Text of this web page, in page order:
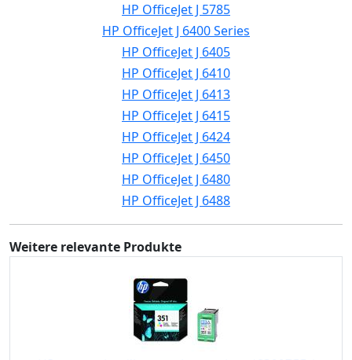
HP OfficeJet J 5785
HP OfficeJet J 6400 Series
HP OfficeJet J 6405
HP OfficeJet J 6410
HP OfficeJet J 6413
HP OfficeJet J 6415
HP OfficeJet J 6424
HP OfficeJet J 6450
HP OfficeJet J 6480
HP OfficeJet J 6488
Weitere relevante Produkte